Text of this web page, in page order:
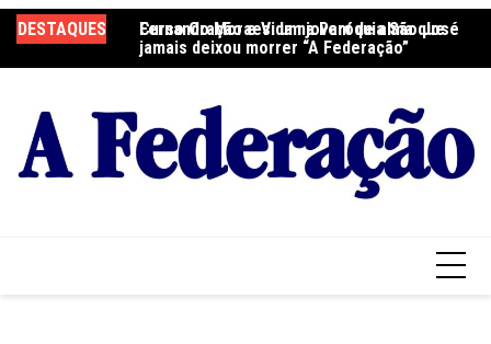
para
o
DESTAQUES
Fernando Moraes: um jovem de alma que
jamais deixou morrer “A Federação”
Curso Oração e Vida na Paróquia São José